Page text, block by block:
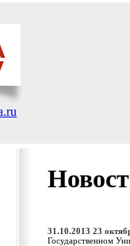
31.10.2013 23
Государственном